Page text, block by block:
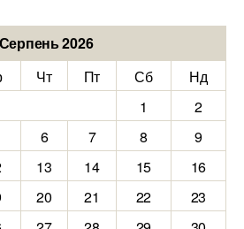
Серпень 2026
Чт Пт Сб
Нд
1
2
6 7 8
9
13 14 15
16
20 21 22
23